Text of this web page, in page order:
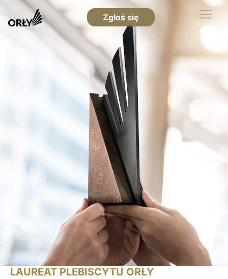
Zgłoś się
LAUREAT PLEBISCYTU ORŁY